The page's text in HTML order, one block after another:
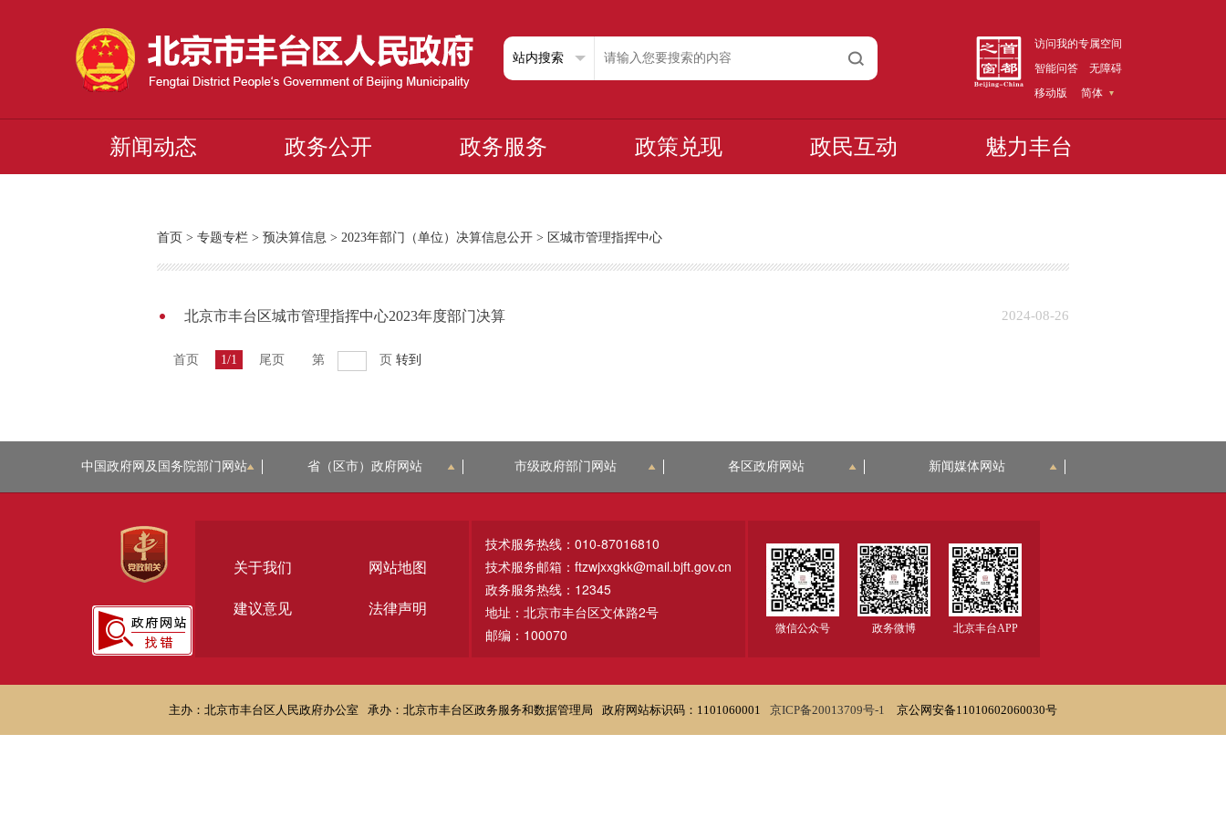
访问我的专属空间
智能问答
无障碍
移动版
简体
新闻动态 政务公开 政务服务 政策兑现 政民互动 魅力丰台
首页 > 专题专栏 > 预决算信息 > 2023年部门（单位）决算信息公开 > 区城市管理指挥中心
北京市丰台区城市管理指挥中心2023年度部门决算 2024-08-26
首页 1/1 尾页 第 页 转到
中国政府网及国务院部门网站 省（区市）政府网站 市级政府部门网站 各区政府网站 新闻媒体网站
关于我们 网站地图
建议意见 法律声明
技术服务热线：010-87016810
技术服务邮箱：ftzwjxxgkk@mail.bjft.gov.cn
政务服务热线：12345
地址：北京市丰台区文体路2号
邮编：100070
微信公众号 政务微博 北京丰台APP
主办：北京市丰台区人民政府办公室 承办：北京市丰台区政务服务和数据管理局 政府网站标识码：1101060001 京ICP备20013709号-1 京公网安备11010602060030号